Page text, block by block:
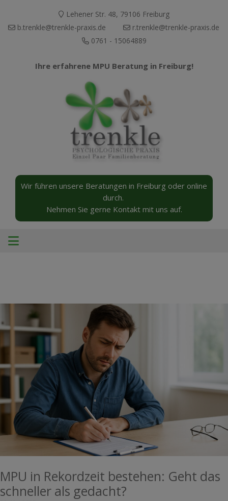
Lehener Str. 48, 79106 Freiburg
b.trenkle@trenkle-praxis.de
r.trenkle@trenkle-praxis.de
0761 - 15064889
Ihre erfahrene MPU Beratung in Freiburg!
Wir führen unsere Beratungen in Freiburg oder online
durch.
Nehmen Sie gerne Kontakt mit uns auf.
MPU in Rekordzeit bestehen: Geht das
schneller als gedacht?